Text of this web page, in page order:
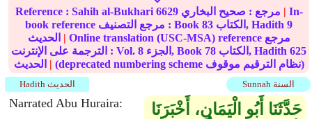
Reference : Sahih al-Bukhari 6629 مرجع : صحيح البخاري | In-
book reference مرجع التصنيف : Book83 الكتاب, Hadith9
| Online translation (USC-MSA) reference مرجع
الترجمة على الإنترنت : Vol.8 الجزء, Book 78 الكتاب, Hadith625
| (deprecated numbering scheme نظام الترقيم موقوف)
Sunnah السنة Hadith الحديث
Narrated Abu Huraira:
حَدَّثَنَا أَبُو الْيَمَانِ، أَخْبَرَنَا